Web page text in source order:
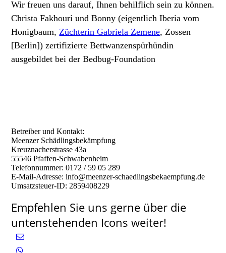
Wir freuen uns darauf, Ihnen behilflich sein zu können.
Christa Fakhouri und Bonny (eigentlich Iberia vom
Honigbaum,Züchterin Gabriela Zemene, Zossen
[Berlin]) zertifizierte Bettwanzenspürhündin
ausgebildet bei der Bedbug-Foundation
Betreiber und Kontakt:
Meenzer Schädlingsbekämpfung
Kreuznacherstrasse 43a
55546 Pfaffen-Schwabenheim
Telefonnummer: 0172 / 59 05 289
E-Mail-Adresse: info@meenzer-schaedlingsbekaempfung.de
Umsatzsteuer-ID: 2859408229
Empfehlen Sie uns gerne über die
untenstehenden Icons weiter!